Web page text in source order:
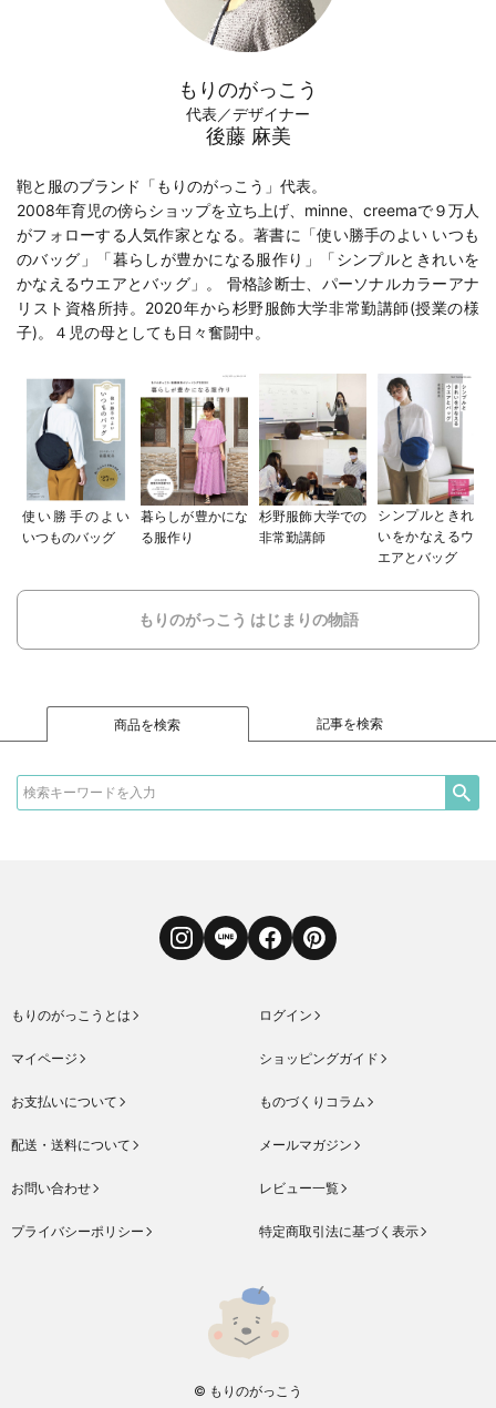
もりのがっこう
代表／デザイナー
後藤 麻美
鞄と服のブランド「もりのがっこう」代表。
2008年育児の傍らショップを立ち上げ、minne、creemaで９万人
がフォローする人気作家となる。著書に「使い勝手のよい いつも
のバッグ 」「暮らしが豊かになる服作り 」「シンプルときれいを
かなえるウエアとバッグ 」。 骨格診断士、パーソナルカラーアナ
リスト資格所持。2020年から杉野服飾大学非常勤講師(授業の様
子)。４児の母としても日々奮闘中。
使い勝手のよい
いつものバッグ
暮らしが豊かにな
る服作り
杉野服飾大学での
非常勤講師
シンプルときれ
いをかなえるウ
エアとバッグ
もりのがっこう はじまりの物語
商品を検索 記事を検索
InstagramLINE FacebookPinterest
もりのがっこうとは ログイン
マイページ ショッピングガイド
お支払いについて ものづくりコラム
配送・送料について メールマガジン
お問い合わせ レビュー一覧
プライバシーポリシー 特定商取引法に基づく表示
© もりのがっこう